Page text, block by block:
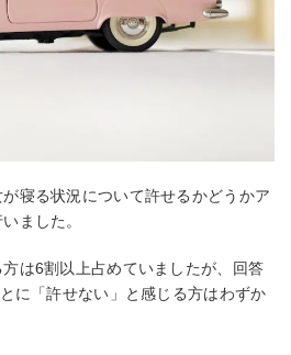
寝る状況について許せるかどうかア
ました。
は6割以上占めていましたが、回答
に「許せない」と感じる方はわずか